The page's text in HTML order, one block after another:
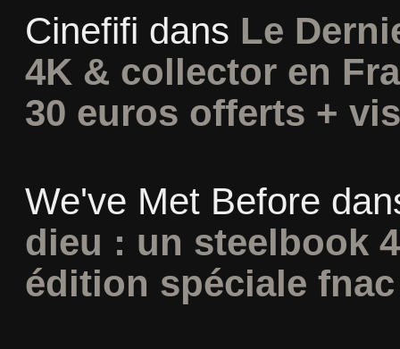
Cinefifi dans Le
4K & collector en
30 euros offerts +
We've Met Before
dieu : un steelbook
édition spéciale